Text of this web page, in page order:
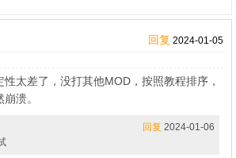
回复 2024-01-05
太差了，没打其他MOD，按照教程排序，
溃。
回复 2024-01-06